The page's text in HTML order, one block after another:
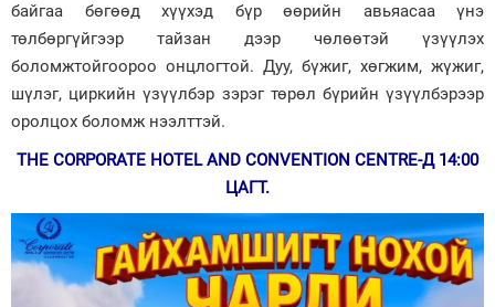
байгаа бөгөөд хүүхэд бүр өөрийн авьяасаа үнэ
төлбөргүйгээр тайзан дээр чөлөөтэй үзүүлэх
боломжтойгоороо онцлогтой. Дуу, бүжиг, хөгжим, жүжиг,
шүлэг, циркийн үзүүлбэр зэрэг төрөл бүрийн үзүүлбэрээр
оролцох боломж нээлттэй.
THE CORPORATE HOTEL AND CONVENTION CENTRE-Д 14:00
ЦАГТ.